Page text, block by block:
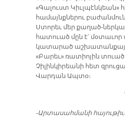
«Գալուստ Կիւլպէնկեան»
համայնքներու
Ստորեւ մեր քաղած-
հատուած մըն է՝ մօտաւոր
կատարած
«Բարեւ» ռատիոյին
Չիլինկիրեանի հետ
Վարդան Ապտօ։
-Արտասահմանի